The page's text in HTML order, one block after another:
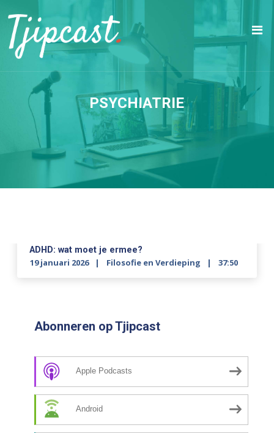
PSYCHIATRIE
ADHD: wat moet je ermee?
19 januari 2026 Filosofie en Verdieping 37:50
Abonneren op Tjipcast
Apple Podcasts
Android